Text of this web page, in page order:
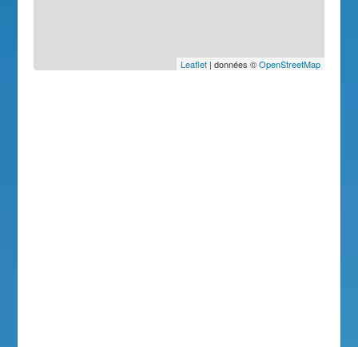
Leaflet| données ©OpenStreetMap